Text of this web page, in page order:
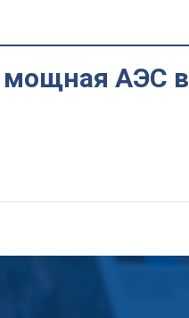
мощная АЭС в